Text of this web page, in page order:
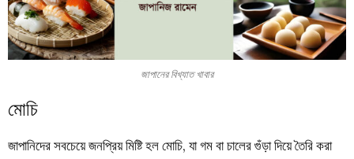
জাপানের বিখ্যাত খাবার
মোচি
জাপানিদের সবচেয়ে জনপ্রিয় মিষ্টি হল মোচি, যা গম বা চালের গুঁড়া দিয়ে তৈরি করা